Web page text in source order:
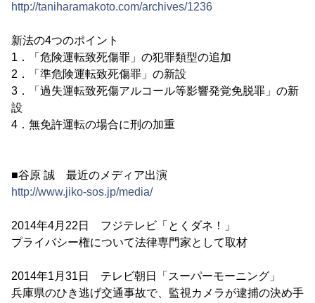
http://taniharamakoto.com/archives/1236
新法の4つのポイント
1．「危険運転致死傷罪」の犯罪類型の追加
2．「準危険運転致死傷罪」の新設
3．「過失運転致死傷アルコール等影響発覚免脱罪」の新
設
4．無免許運転の場合に刑の加重
■谷原 誠 最近のメディア出演
http://www.jiko-sos.jp/media/
2014年4月22日 フジテレビ「とくダネ！」
プライバシー権について法律専門家として取材
2014年1月31日 テレビ朝日「スーパーモーニング」
兵庫県のひき逃げ交通事故で、監視カメラが逮捕の決め手